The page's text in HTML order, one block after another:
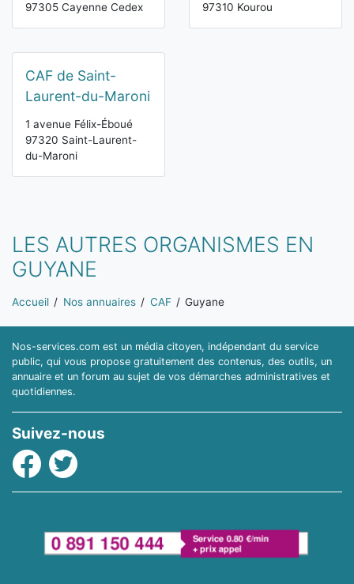
97305 Cayenne Cedex
97310 Kourou
CAF de Saint-
Laurent-du-Maroni
1 avenue Félix-Éboué
97320 Saint-Laurent-
du-Maroni
LES AUTRES ORGANISMES EN
GUYANE
Vous êtes ici:
Accueil Nos annuaires CAF Guyane
Nos-services.com est un média citoyen, indépendant du service
public, qui vous propose gratuitement des contenus, des outils, un
annuaire et un forum au sujet de vos démarches administratives et
quotidiennes.
Suivez-nous
Facebook
Twitter